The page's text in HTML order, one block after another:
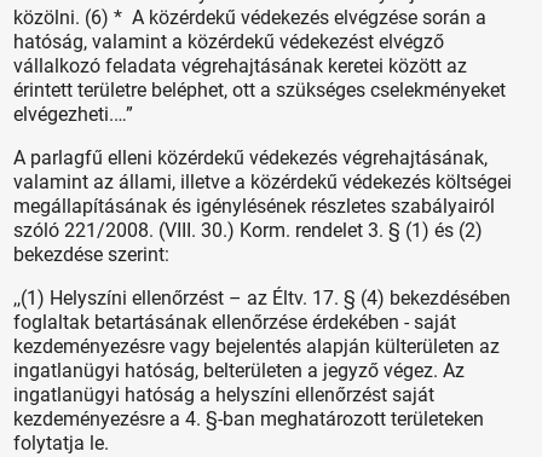
közölni. (6) * A közérdekű védekezés elvégzése során a
hatóság, valamint a közérdekű védekezést elvégző
vállalkozó feladata végrehajtásának keretei között az
érintett területre beléphet, ott a szükséges cselekményeket
elvégezheti.…”
A parlagfű elleni közérdekű védekezés végrehajtásának,
valamint az állami, illetve a közérdekű védekezés költségei
megállapításának és igénylésének részletes szabályairól
szóló 221/2008. (VIII. 30.) Korm. rendelet 3. § (1) és (2)
bekezdése szerint:
,,(1) Helyszíni ellenőrzést – az Éltv. 17. § (4) bekezdésében
foglaltak betartásának ellenőrzése érdekében - saját
kezdeményezésre vagy bejelentés alapján külterületen az
ingatlanügyi hatóság, belterületen a jegyző végez. Az
ingatlanügyi hatóság a helyszíni ellenőrzést saját
kezdeményezésre a 4. §-ban meghatározott területeken
folytatja le.